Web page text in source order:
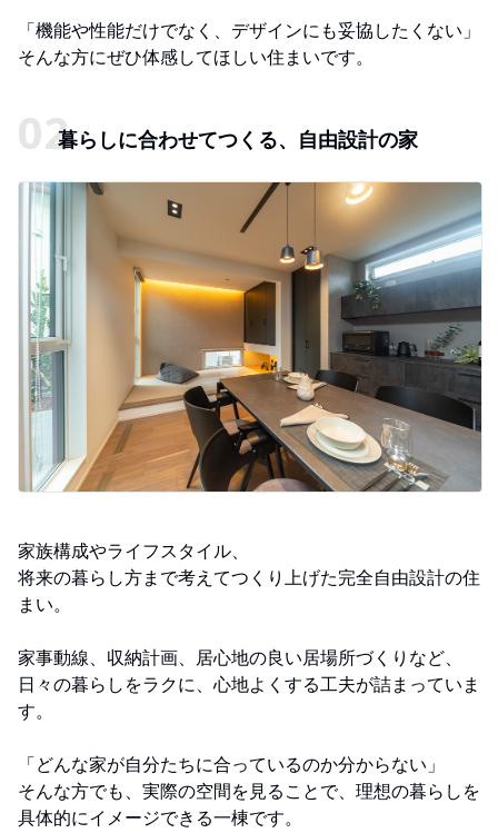
「機能や性能だけでなく、デザインにも妥協したくない」
そんな方にぜひ体感してほしい住まいです。
暮らしに合わせてつくる、自由設計の家
家族構成やライフスタイル、
将来の暮らし方まで考えてつくり上げた完全自由設計の住
まい。
家事動線、収納計画、居心地の良い居場所づくりなど、
日々の暮らしをラクに、心地よくする工夫が詰まっていま
す。
「どんな家が自分たちに合っているのか分からない」
そんな方でも、実際の空間を見ることで、理想の暮らしを
具体的にイメージできる一棟です。